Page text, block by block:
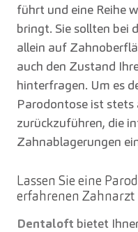
führt und eine Reihe
bringt. Sie sollten bei
allein auf
auch den Zustand
hinterfragen. Um es
Parodontose ist
zurückzuführen, die
Zahnablagerungen
Lassen Sie eine
erfahrenen Zahnarzt
Dentaloft bietet